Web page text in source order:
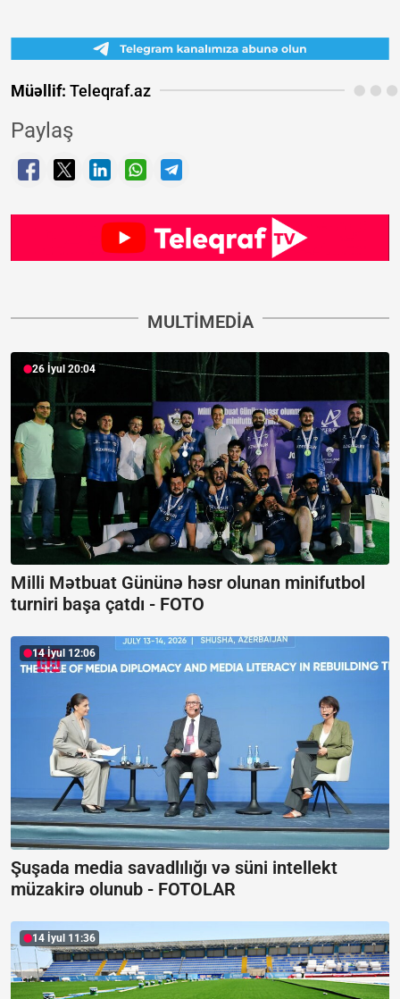
Müəllif: Teleqraf.az
Paylaş
MULTIMEDIA
26 İyul 20:04
Milli Mətbuat Gününə həsr olunan minifutbol
turniri başa çatdı - FOTO
14 İyul 12:06
Şuşada media savadlılığı və süni intellekt
müzakirə olunub - FOTOLAR
14 İyul 11:36